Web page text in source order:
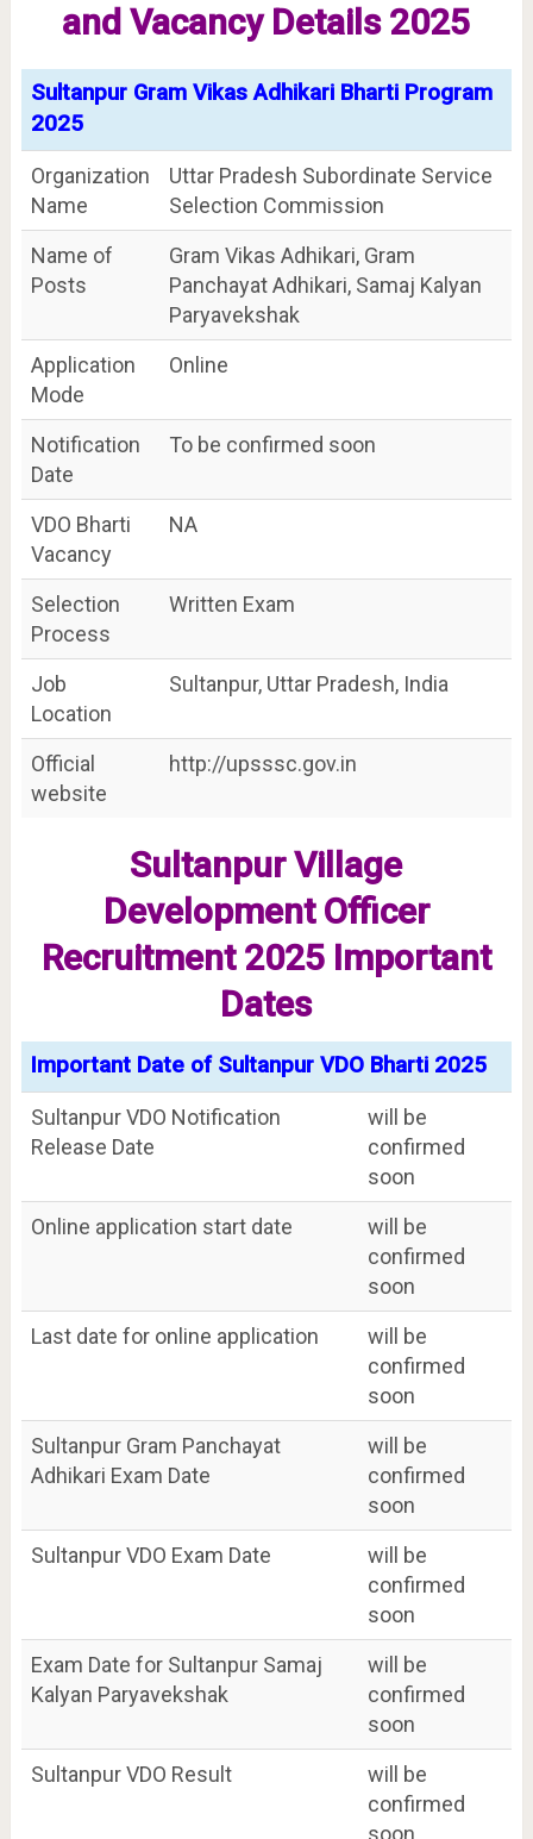
andVacancy Details 2025
Sultanpur Gram Vikas Adhikari Bharti Program
2025
Organization
Name
Uttar Pradesh Subordinate Service
Selection Commission
Name of
Posts
Gram Vikas Adhikari, Gram
Panchayat Adhikari, Samaj Kalyan
Paryavekshak
Application
Mode
Online
Notification
Date
To be confirmed soon
VDO Bharti
Vacancy
NA
Selection
Process
Written Exam
Job
Location
Sultanpur, Uttar Pradesh, India
Official
website
http://upsssc.gov.in
Sultanpur Village
Development Officer
Recruitment 2025 Important
Dates
Important Date of Sultanpur VDO Bharti 2025
Sultanpur VDO Notification
Release Date
will be
confirmed
soon
Online application start date
will be
confirmed
soon
Last date for online application
will be
confirmed
soon
Sultanpur Gram Panchayat
Adhikari Exam Date
will be
confirmed
soon
Sultanpur VDO Exam Date
will be
confirmed
soon
Exam Date for Sultanpur Samaj
Kalyan Paryavekshak
will be
confirmed
soon
Sultanpur VDO Result
will be
confirmed
soon